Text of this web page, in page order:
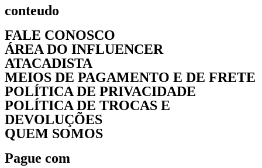
conteudo
FALE CONOSCO
ÁREA DO INFLUENCER
ATACADISTA
MEIOS DE PAGAMENTO E DE FRETE
POLÍTICA DE PRIVACIDADE
POLÍTICA DE TROCAS E
DEVOLUÇÕES
QUEM SOMOS
Pague com